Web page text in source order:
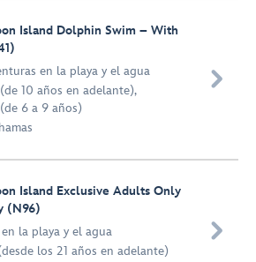
Island Dolphin Swim – With
en la playa y el agua
10 años en adelante),
6 a 9 años)

Island Exclusive Adults Only
(N96)
la playa y el agua
los 21 años en adelante)
